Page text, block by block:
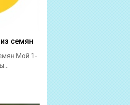
семян
Мой 1-